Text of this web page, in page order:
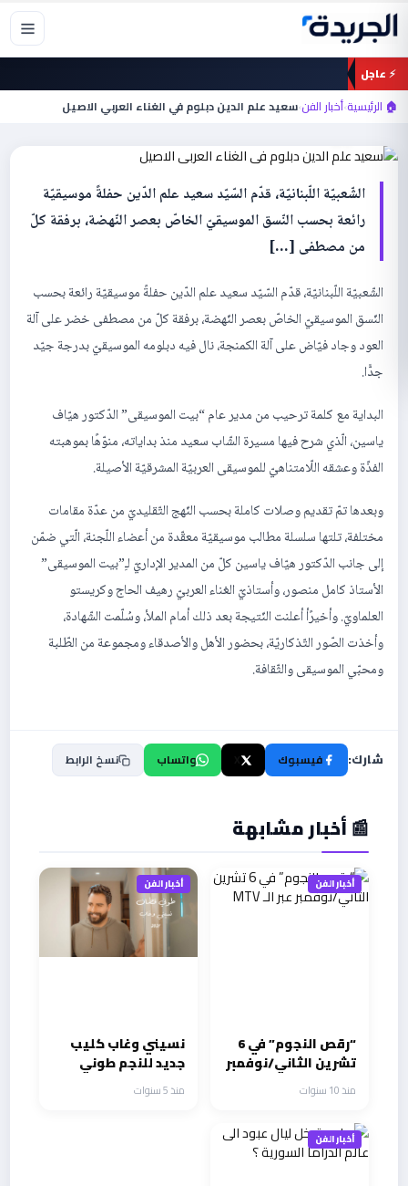
تخطي
المحتوى
⚡ عاجل
🏠 الرئيسية›أخبار الفن›سعيد علم الدين دبلوم في الغناء العربي الاصيل
أخبار الفن
سعيد علم الدين دبلوم في الغناء العربي
الشّعبيّة اللّبنانيّة، قدّم السّيّد سعيد علم الدّين حفلةً موسيقيّة
رائعة بحسب النّسق الموسيقيّ الخاصّ بعصر النّهضة، برفقة كلّ
من مصطفى […]
الشّعبيّة اللّبنانيّة، قدّم السّيّد سعيد علم الدّين حفلةً موسيقيّة رائعة بحسب
النّسق الموسيقيّ الخاصّ بعصر النّهضة، برفقة كلّ من مصطفى خضر على آلة
العود وجاد فيّاض على آلة الكمنجة، نال فيه دبلومه الموسيقيّ بدرجة جيّد
جدًّا.
البداية مع كلمة ترحيب من مدير عام “بيت الموسيقى” الدّكتور هيّاف
ياسين، الّذي شرح فيها مسيرة الشّاب سعيد منذ بداياته، منوّهًا بموهبته
الفذّة وعشقه اللّامتناهيّ للموسيقى العربيّة المشرقيّة الأصيلة.
وبعدها تمّ تقديم وصلات كاملة بحسب النّهج التّقليديّ من عدّة مقامات
مختلفة، تلتها سلسلة مطالب موسيقيّة معقّدة من أعضاء اللّجنة، الّتي ضمّن
إلى جانب الدّكتور هيّاف ياسين كلّ من المدير الإداريّ لـِ”بيت الموسيقى”
الأستاذ كامل منصور، وأستاذيّ الغناء العربيّ رهيف الحاج وكريستو
العلماويّ. وأخيرًأ أعلنت النّتيجة بعد ذلك أمام الملأ، وسُلّمت الشّهادة،
وأخذت الصّور التّذكاريّة، بحضور الأهل والأصدقاء ومجموعة من الطّلبة
ومحبّي الموسيقى والثّقافة.
شارك: فيسبوك واتساب نسخ الرابط
📰 أخبار مشابهة
أخبار الفن
“رقص النجوم” في 6
تشرين الثاني/نوفمبر
عبر الـ MTVمنذ 10 سنوات
أخبار الفن
نسيني وغاب كليب
جديد للنجم طوني
قطانمنذ 5 سنوات
أخبار الفن